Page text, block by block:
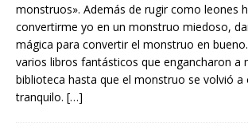
monstruos». Además de rugir como leones
convertirme yo en un monstruo miedoso,
mágica para convertir el monstruo en
varios libros fantásticos que engancharon a
biblioteca hasta que el monstruo se volvió a
tranquilo. […]